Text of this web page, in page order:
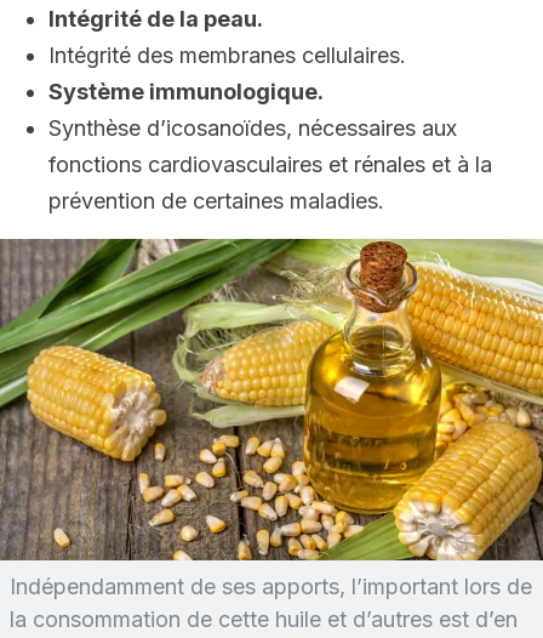
Intégrité de la peau.
Intégrité des membranes cellulaires.
Système immunologique.
Synthèse d’icosanoïdes, nécessaires aux
fonctions cardiovasculaires et rénales et à la
prévention de certaines maladies.
Indépendamment de ses apports, l’important lors de
la consommation de cette huile et d’autres est d’en